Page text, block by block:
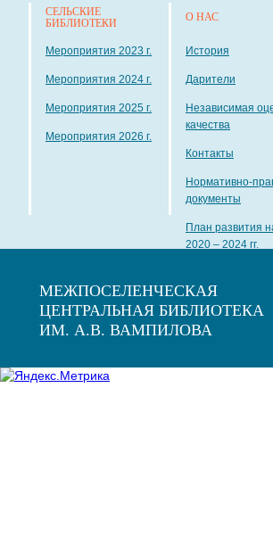
СЕЛЬСКИЕ
БИБЛИОТЕКИ
Мероприятия 2023 г.
Мероприятия 2024 г.
Мероприятия 2025 г.
Мероприятия 2026 г.
О НАС
История
Дарители
Независимая
качества
Контакты
Нормативно-
документы
План развития
2020 – 2024 гг.
МЕЖПОСЕЛЕНЧЕСКАЯ
ЦЕНТРАЛЬНАЯ БИБЛИОТЕКА
ИМ. А.В. ВАМПИЛОВА